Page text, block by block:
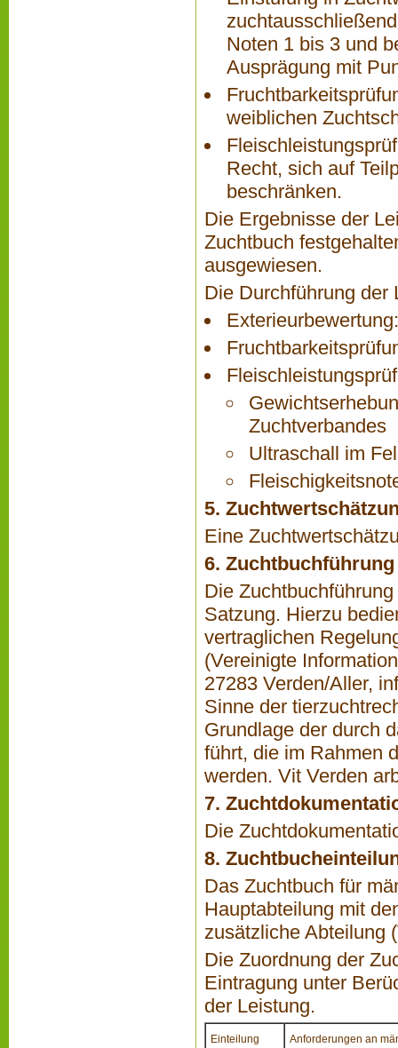
Noten 1 bis 3 und
Ausprägung mit
weiblichen
Recht, sich auf
beschränken.
Die Ergebnisse der
Zuchtbuch
ausgewiesen.
Die Durchführung der
Zuchtverbandes
Ultraschall im
5.
Eine
6. Zuchtbuchführung
Die
Satzung. Hierzu
vertraglichen
(Vereinigte
27283 Verden/Aller,
Sinne der
Grundlage der durch
führt, die im Rahmen
werden. Vit Verden
7.
Die
8.
Das Zuchtbuch für
Hauptabteilung mit
zusätzliche Abteilung
Die Zuordnung der
Eintragung unter
der Leistung.
Einteilung Anforderungen an